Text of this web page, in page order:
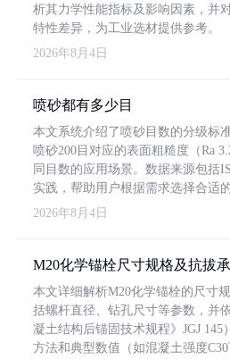
析其力学性能指标及影响因素，并
特性差异，为工业选材提供参考。
2026年8月4日
喷砂都有多少目
本文系统介绍了喷砂目数的分级标
喷砂200目对应的表面粗糙度（Ra
同目数的应用场景。数据来源包括
实践，帮助用户根据需求选择合适
2026年8月4日
M20化学锚栓尺寸规格及抗拔
本文详细解析M20化学锚栓的尺寸
括螺杆直径、钻孔尺寸等参数，并
凝土结构后锚固技术规程》JGJ
方法和典型数值（如混凝土强度C30